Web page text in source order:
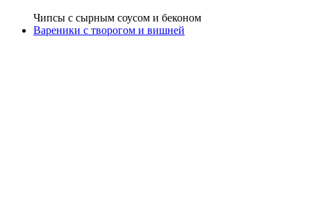
Чипсы с сырным соусом и беконом
Вареники с творогом и вишней